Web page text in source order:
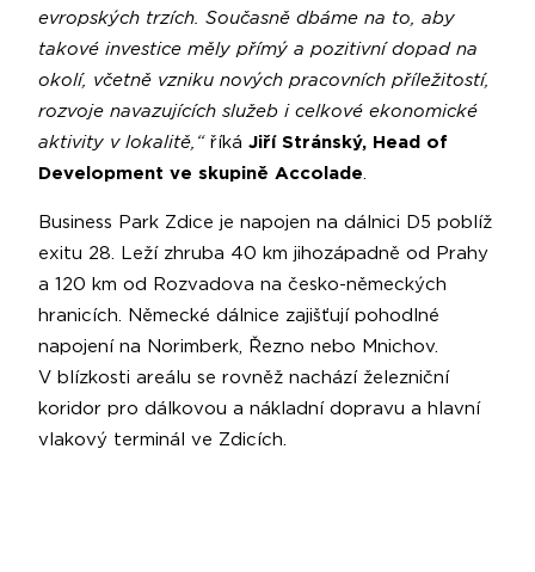
evropských trzích. Současně dbáme na to, aby
takové investice měly přímý a pozitivní dopad na
okolí, včetně vzniku nových pracovních příležitostí,
rozvoje navazujících služeb i celkové ekonomické
aktivity v lokalitě,“ říká Jiří Stránský, Head of
Development ve skupině Accolade.
Business Park Zdice je napojen na dálnici D5 poblíž
exitu 28. Leží zhruba 40 km jihozápadně od Prahy
a 120 km od Rozvadova na česko-německých
hranicích. Německé dálnice zajišťují pohodlné
napojení na Norimberk, Řezno nebo Mnichov.
V blízkosti areálu se rovněž nachází železniční
koridor pro dálkovou a nákladní dopravu a hlavní
vlakový terminál ve Zdicích.